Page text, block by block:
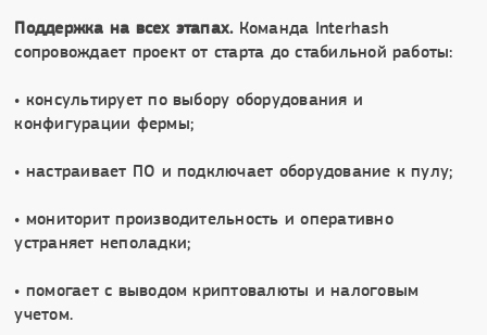
Поддержка на всех этапах.Команда Interhash
сопровождает проект от старта до стабильной работы:
• консультирует по выбору оборудования и
конфигурации фермы;
• настраивает ПО и подключает оборудование к пулу;
• мониторит производительность и оперативно
устраняет неполадки;
• помогает с выводом криптовалюты и налоговым
учетом.